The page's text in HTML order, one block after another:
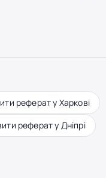
реферат у Харкові
реферат у Дніпрі